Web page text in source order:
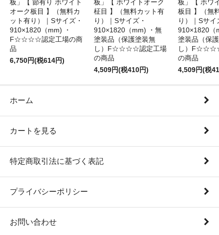
板」【 節有り ホワイト
オーク板目 】（無料カ
ット有り）｜Sサイズ・
910×1820（mm) ・
F☆☆☆☆認定工場の商
品
6,750円(税614円)
板」【 ホワイトオーク
柾目 】（無料カット有
り）｜Sサイズ・
910×1820（mm) ・無
塗装品（保護塗装無
し）F☆☆☆☆認定工場
の商品
4,509円(税410円)
板」【 ホワ
板目 】（無
り）｜Sサイ
910×1820（
塗装品（保
し）
の商品
4,509円(税
ホーム
カートを見る
特定商取引法に基づく表記
プライバシーポリシー
お問い合わせ